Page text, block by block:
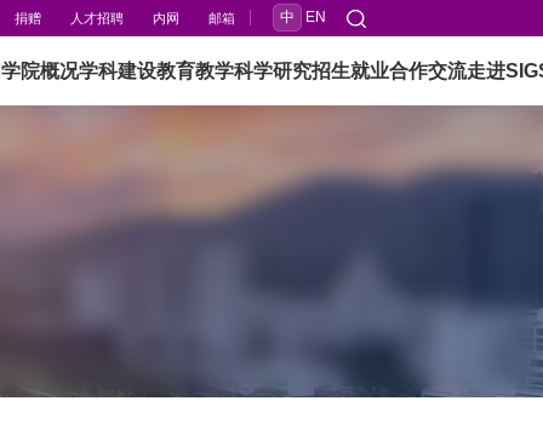
捐赠 人才招聘 内网 邮箱 中 EN
学院概况学科建设教育教学科学研究招生就业合作交流走进